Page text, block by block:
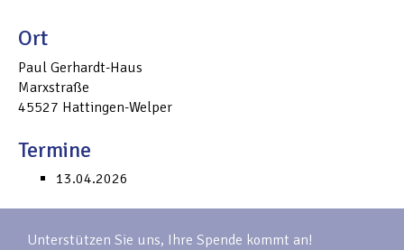
Ort
Paul Gerhardt-Haus
Marxstraße
45527 Hattingen-Welper
Termine
13.04.2026
Unterstützen Sie uns, Ihre Spende kommt an!